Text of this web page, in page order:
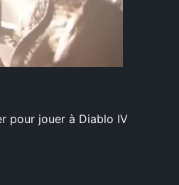
pour jouer à Diablo IV